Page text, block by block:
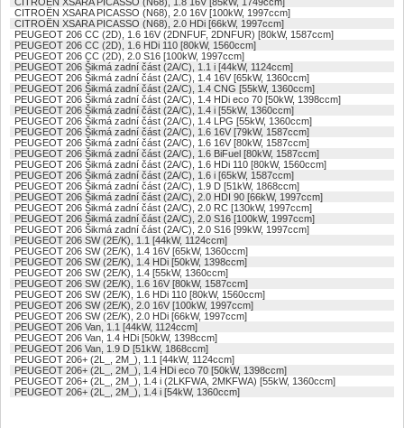
CITROËN XSARA PICASSO (N68), 2.0 16V [100kW, 1997ccm]
CITROËN XSARA PICASSO (N68), 2.0 HDi [66kW, 1997ccm]
PEUGEOT 206 CC (2D), 1.6 16V (2DNFUF, 2DNFUR) [80kW, 1587ccm]
PEUGEOT 206 CC (2D), 1.6 HDi 110 [80kW, 1560ccm]
PEUGEOT 206 CC (2D), 2.0 S16 [100kW, 1997ccm]
PEUGEOT 206 Šikmá zadní část (2A/C), 1.1 i [44kW, 1124ccm]
PEUGEOT 206 Šikmá zadní část (2A/C), 1.4 16V [65kW, 1360ccm]
PEUGEOT 206 Šikmá zadní část (2A/C), 1.4 CNG [55kW, 1360ccm]
PEUGEOT 206 Šikmá zadní část (2A/C), 1.4 HDi eco 70 [50kW, 1398ccm]
PEUGEOT 206 Šikmá zadní část (2A/C), 1.4 i [55kW, 1360ccm]
PEUGEOT 206 Šikmá zadní část (2A/C), 1.4 LPG [55kW, 1360ccm]
PEUGEOT 206 Šikmá zadní část (2A/C), 1.6 16V [79kW, 1587ccm]
PEUGEOT 206 Šikmá zadní část (2A/C), 1.6 16V [80kW, 1587ccm]
PEUGEOT 206 Šikmá zadní část (2A/C), 1.6 BiFuel [80kW, 1587ccm]
PEUGEOT 206 Šikmá zadní část (2A/C), 1.6 HDi 110 [80kW, 1560ccm]
PEUGEOT 206 Šikmá zadní část (2A/C), 1.6 i [65kW, 1587ccm]
PEUGEOT 206 Šikmá zadní část (2A/C), 1.9 D [51kW, 1868ccm]
PEUGEOT 206 Šikmá zadní část (2A/C), 2.0 HDI 90 [66kW, 1997ccm]
PEUGEOT 206 Šikmá zadní část (2A/C), 2.0 RC [130kW, 1997ccm]
PEUGEOT 206 Šikmá zadní část (2A/C), 2.0 S16 [100kW, 1997ccm]
PEUGEOT 206 Šikmá zadní část (2A/C), 2.0 S16 [99kW, 1997ccm]
PEUGEOT 206 SW (2E/K), 1.1 [44kW, 1124ccm]
PEUGEOT 206 SW (2E/K), 1.4 16V [65kW, 1360ccm]
PEUGEOT 206 SW (2E/K), 1.4 HDi [50kW, 1398ccm]
PEUGEOT 206 SW (2E/K), 1.4 [55kW, 1360ccm]
PEUGEOT 206 SW (2E/K), 1.6 16V [80kW, 1587ccm]
PEUGEOT 206 SW (2E/K), 1.6 HDi 110 [80kW, 1560ccm]
PEUGEOT 206 SW (2E/K), 2.0 16V [100kW, 1997ccm]
PEUGEOT 206 SW (2E/K), 2.0 HDi [66kW, 1997ccm]
PEUGEOT 206 Van, 1.1 [44kW, 1124ccm]
PEUGEOT 206 Van, 1.4 HDi [50kW, 1398ccm]
PEUGEOT 206 Van, 1.9 D [51kW, 1868ccm]
PEUGEOT 206+ (2L_, 2M_), 1.1 [44kW, 1124ccm]
PEUGEOT 206+ (2L_, 2M_), 1.4 HDi eco 70 [50kW, 1398ccm]
PEUGEOT 206+ (2L_, 2M_), 1.4 i (2LKFWA, 2MKFWA) [55kW, 1360ccm]
PEUGEOT 206+ (2L_, 2M_), 1.4 i [54kW, 1360ccm]